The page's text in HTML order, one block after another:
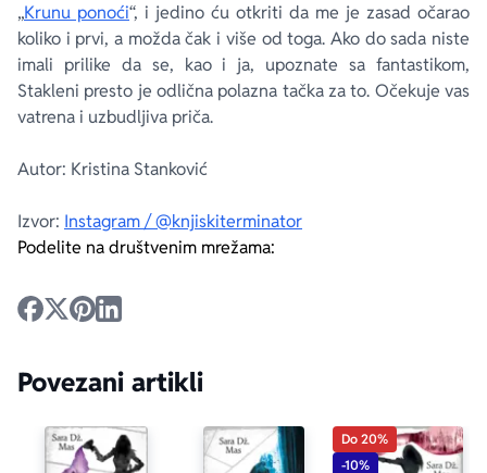
„Krunu ponoći“, i jedino ću otkriti da me je zasad očarao
koliko i prvi, a možda čak i više od toga. Ako do sada niste
imali prilike da se, kao i ja, upoznate sa fantastikom,
Stakleni presto je odlična polazna tačka za to. Očekuje vas
vatrena i uzbudljiva priča.
Autor: Kristina Stanković
Izvor: Instagram / @knjiskiterminator
Podelite na društvenim mrežama:
Povezani artikli
Do 20%
-10%